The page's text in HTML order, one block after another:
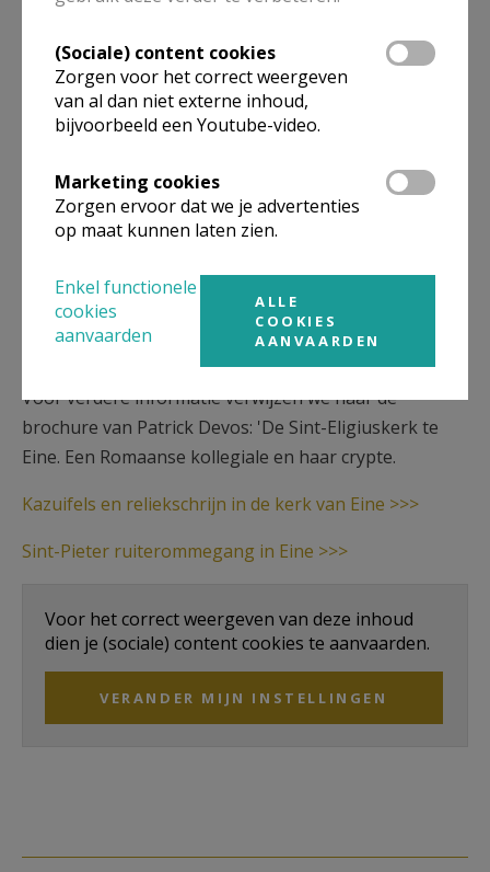
Voor verdere informatie verwijzen we naar de
brochure van Patrick Devos: 'De Sint-Eligiuskerk te
Eine. Een Romaanse kollegiale en haar crypte.
Kazuifels en reliekschrijn in de kerk van Eine >>>
Sint-Pieter ruiterommegang in Eine >>>
Voor het correct weergeven van deze inhoud
dien je (sociale) content cookies te aanvaarden.
VERANDER MIJN INSTELLINGEN
(Sociale) content cookies
Zorgen voor het correct weergeven
van al dan niet externe inhoud,
bijvoorbeeld een Youtube-video.
Marketing cookies
Zorgen ervoor dat we je advertenties
op maat kunnen laten zien.
Enkel functionele
cookies
aanvaarden
ALLE
COOKIES
AANVAARDEN